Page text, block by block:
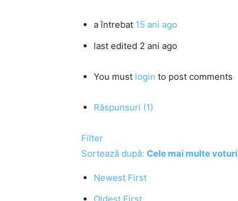
a întrebat 15 ani ago
last edited 2 ani ago
You must login to post comments
Răspunsuri (1)
Filter
Sortează după: Cele mai multe voturi
Newest First